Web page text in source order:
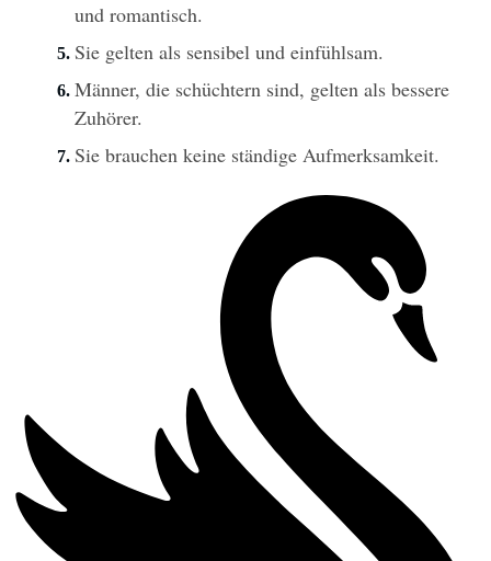
und romantisch.
Sie gelten als sensibel und einfühlsam.
Männer, die schüchtern sind, gelten als bessere
Zuhörer.
Sie brauchen keine ständige Aufmerksamkeit.